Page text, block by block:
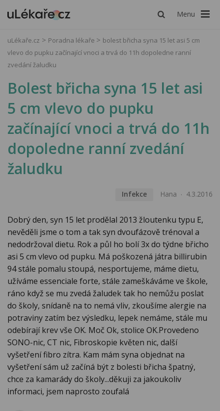
Menu
uLékaře.cz Poradna lékaře
bolest břicha syna 15 let asi 5 cm
vlevo do pupku začínající vnoci a trvá do 11h dopoledne ranní
zvedání žaludku
Bolest břicha syna 15 let asi
5 cm vlevo do pupku
začínající vnoci a trvá do 11h
dopoledne ranní zvedání
žaludku
Infekce Hana 4.3.2016
Dobrý den, syn 15 let prodělal 2013 žloutenku typu E,
nevěděli jsme o tom a tak syn dvoufázově trénoval a
nedodržoval dietu. Rok a půl ho bolí 3x do týdne břicho
asi 5 cm vlevo od pupku. Má poškozená játra billirubin
94 stále pomalu stoupá, nesportujeme, máme dietu,
užíváme essenciale forte, stále zameškáváme ve škole,
ráno když se mu zvedá žaludek tak ho nemůžu poslat
do školy, snídaně na to nemá vliv, zkoušíme alergie na
potraviny zatím bez výsledku, lepek nemáme, stále mu
odebírají krev vše OK. Moč Ok, stolice OK.Provedeno
SONO-nic, CT nic, Fibroskopie květen nic, další
vyšetření fibro zítra. Kam mám syna objednat na
vyšetření sám už začíná být z bolesti břicha špatný,
chce za kamarády do školy...děkuji za jakoukoliv
informaci, jsem naprosto zoufalá